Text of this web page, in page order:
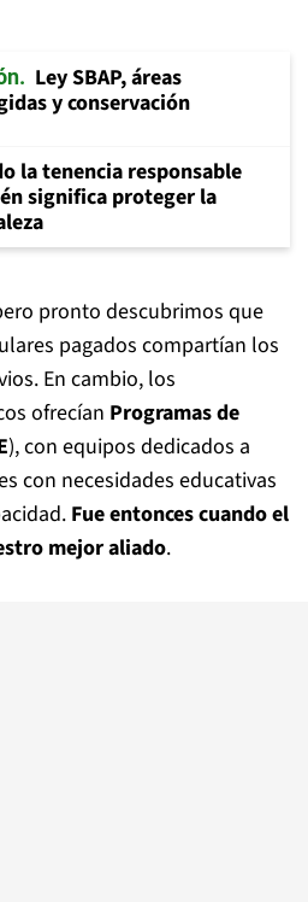
Ley SBAP, áreas
y conservación
la tenencia responsable
significa proteger la
pronto descubrimos que
pagados compartían los
En cambio, los
ofrecían Programas de
), con equipos dedicados a
con necesidades educativas
Fue entonces cuando el
mejor aliado.